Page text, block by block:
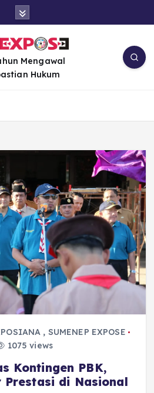
Mengawal
Hukum
, SUMENEP EXPOSE
1075 views
Kontingen PBK,
di Nasional